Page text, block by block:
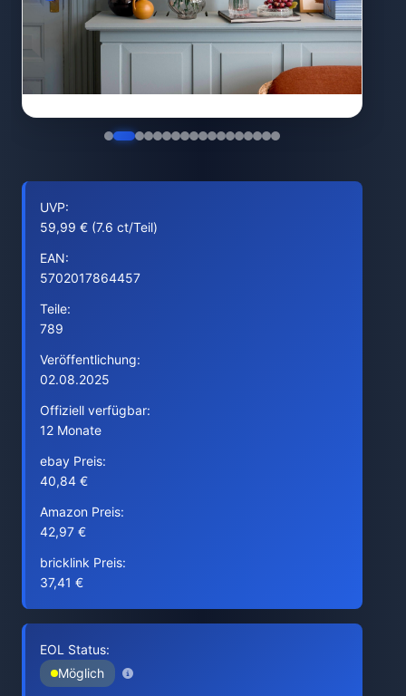
UVP:
59,99 € (7.6 ct/Teil)
EAN:
5702017864457
Teile:
789
Veröffentlichung:
02.08.2025
Offiziell verfügbar:
12 Monate
ebay Preis:
40,84 €
Amazon Preis:
42,97 €
bricklink Preis:
37,41 €
EOL Status:
Möglich